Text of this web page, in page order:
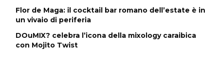
Flor de Maga: il cocktail bar romano dell’estate è in
un vivaio di periferia
DOuMIX? celebra l’icona della mixology caraibica
con Mojito Twist